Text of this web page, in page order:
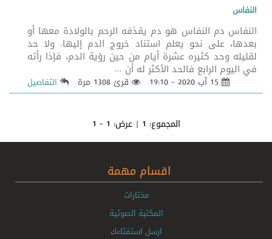
النفاس
النفاس دم النفاس هو دم يقذفه الرحم بالولادة معها أو
بعدها، على نحو يعلم استناد خروج الدم إليها. ولا حد
لقليله وحد كثيره عشرة أيام من حين رؤية الدم، فإذا رأته
في اليوم الرابع فالحد الأكثر له أن ...
قرئ 1308 مرة التفاصيل
المجموع: 1 | عرض: 1 - 1
اقسام مهمة
مختارات
المكتبة الصوتية
ارسل استفتاءك